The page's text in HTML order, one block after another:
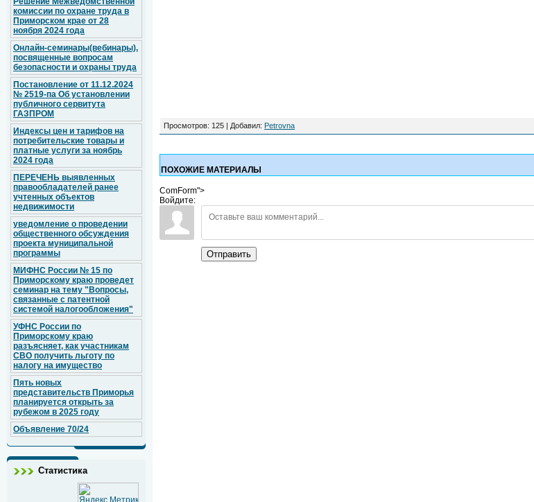
комиссии по охране труда в
Приморском крае от 28
ноября 2024 года
Онлайн-семинары(вебинары),
посвященные вопросам
безопасности и охраны труда
Постановление от 11.12.2024
№ 2519-па Об установлении
публичного сервитута
ГАЗПРОМ
Индексы цен и тарифов на
потребительские товары и
платные услуги за ноябрь
2024 года
ПЕРЕЧЕНЬ выявленных
правообладателей ранее
учтенных объектов
недвижимости
уведомление о проведении
общественного обсуждения
проекта муниципальной
программы
МИФНС России № 15 по
Приморскому краю проведет
семинар на тему "Вопросы,
связанные с патентной
системой налогообложения"
УФНС России по
Приморскому краю
разъясняет, как участникам
СВО получить льготу по
налогу на имущество
Пять новых
представительств Приморья
планируется открыть за
рубежом в 2025 году
Объявление 70/24
Статистика
Просмотров: 125 | Добавил: Petrovna
ПОХОЖИЕ МАТЕРИАЛЫ
ComForm">
Войдите:
Отправить